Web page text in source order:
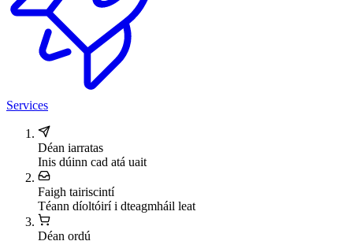
Services
Déan iarratas
Inis dúinn cad atá uait
Faigh tairiscintí
Téann díoltóirí i dteagmháil leat
Déan ordú